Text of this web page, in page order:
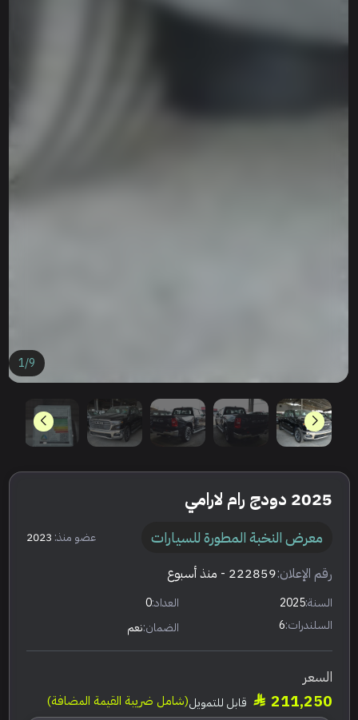
1/9
2025 دودج رام لارامي
معرض النخبة المطورة للسيارات عضو منذ: 2023
رقم الإعلان:222859 - منذ أسبوع
السنة:2025 العداد:0
السلندرات:6 الضمان:نعم
السعر
211,250 قابل للتمويل(شامل ضريبة القيمة المضافة)